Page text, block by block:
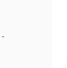
-